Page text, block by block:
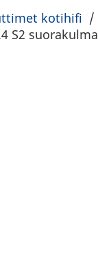
kotihifi /
S2